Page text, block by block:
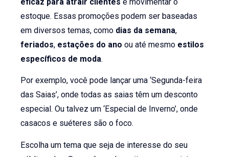
estoque. Essas promoções podem ser baseadas
em diversos temas, como dias da semana,
feriados, estações do ano ou até mesmo estilos
específicos de moda.
Por exemplo, você pode lançar uma ‘Segunda-feira
das Saias’, onde todas as saias têm um desconto
especial. Ou talvez um ‘Especial de Inverno’, onde
casacos e suéteres são o foco.
Escolha um tema que seja de interesse do seu